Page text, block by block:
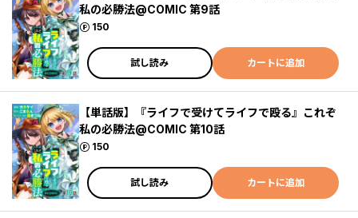
私の必勝法@COMIC 第9話
150
ポイント
試し読み カートに追加
【単話版】『ライフで受けてライフで殴る』これぞ
私の必勝法@COMIC 第10話
150
ポイント
試し読み カートに追加